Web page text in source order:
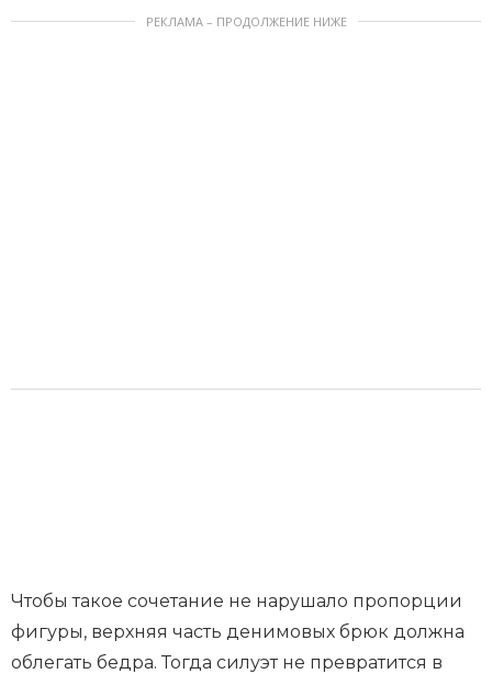
РЕКЛАМА – ПРОДОЛЖЕНИЕ НИЖЕ
Чтобы такое сочетание не нарушало пропорции
фигуры, верхняя часть денимовых брюк должна
облегать бедра. Тогда силуэт не превратится в